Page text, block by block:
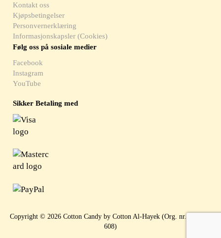
Kontakt oss
Kjøpsbetingelser
Personvernerklæring
Informasjonskapsler (Cookies)
Følg oss på sosiale medier
Facebook
Instagram
YouTube
Sikker Betaling med
Copyright © 2026 Cotton Candy by Cotton Al-Hayek (Org. nr. 919 397
608)